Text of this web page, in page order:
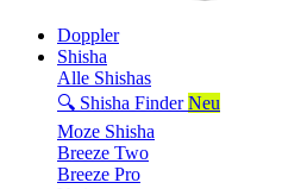
Doppler
Shisha
Alle Shishas
🔍 Shisha Finder Neu
Moze Shisha
Breeze Two
Breeze Pro